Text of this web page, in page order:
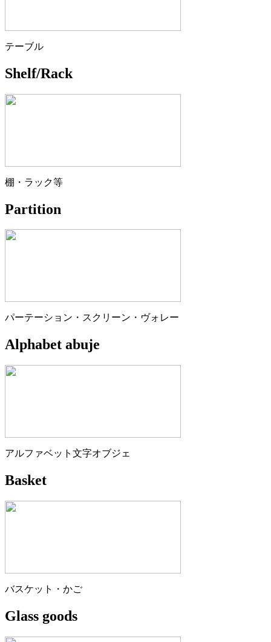
テーブル
Shelf/Rack
棚・ラック等
Partition
パーテーション・スクリーン・ヴォレー
Alphabet abuje
アルファベット文字オブジェ
Basket
バスケット・かご
Glass goods